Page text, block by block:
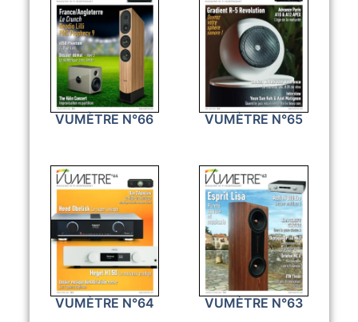
VUMÈTRE N°66 VUMÈTRE N°65
VUMÈTRE N°64 VUMÈTRE N°63